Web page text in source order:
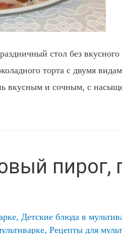
стол без вкусного
торта с двумя
вкусным и сочным, с
пирог,
, Детские блюда в
, Рецепты для